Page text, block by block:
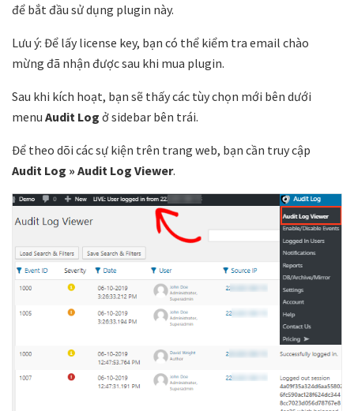
để bắt đầu sử dụng plugin này.
Lưu ý: Để lấy license key, bạn có thể kiểm tra email chào
mừng đã nhận được sau khi mua plugin.
Sau khi kích hoạt, bạn sẽ thấy các tùy chọn mới bên dưới
menu Audit Log ở sidebar bên trái.
Để theo dõi các sự kiện trên trang web, bạn cần truy cập
Audit Log » Audit Log Viewer.